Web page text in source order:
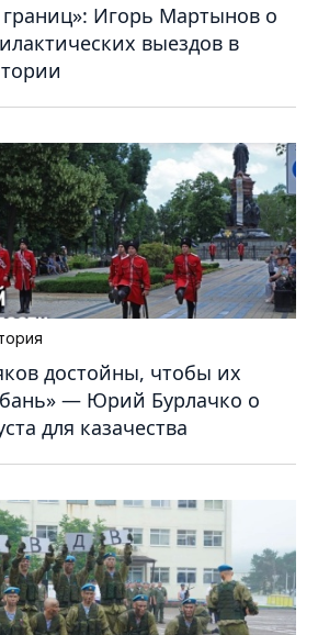
Игорь Мартынов о
выездов в
достойны, чтобы их
— Юрий Бурлачко о
для казачества